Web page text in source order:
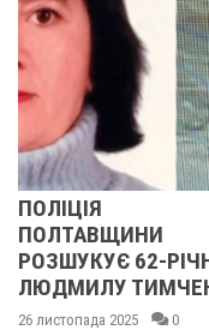
62-РІЧНУ
ТИМЧЕНКО
2025 0